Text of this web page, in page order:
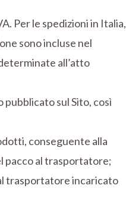
Per le spedizioni in Italia,
sono incluse nel
all’atto
sul Sito, così
conseguente alla
pacco al trasportatore;
trasportatore incaricato